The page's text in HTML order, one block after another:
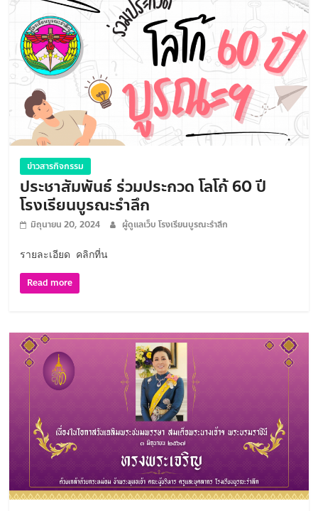
ข่าวสารกิจกรรม
ประชาสัมพันธ์ ร่วมประกวด โลโก้ 60 ปี
โรงเรียนบูรณะรำลึก
มิถุนายน 20, 2024 ผู้ดูแลเว็บ โรงเรียนบูรณะรำลึก
รายละเอียด คลิกที่น
Read more